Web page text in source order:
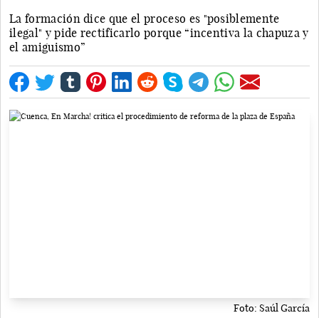
La formación dice que el proceso es "posiblemente
ilegal" y pide rectificarlo porque “incentiva la chapuza y
el amiguismo”
Foto: Saúl García